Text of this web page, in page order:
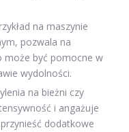
na maszynie
pozwala na
może być pomocne w
wydolności.
na bieżni czy
i angażuje
dodatkowe